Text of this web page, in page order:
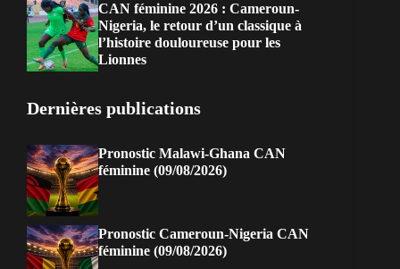
CAN féminine 2026 : Cameroun-
Nigeria, le retour d’un classique à
l’histoire douloureuse pour les
Lionnes
Dernières publications
Pronostic Malawi-Ghana CAN
féminine (09/08/2026)
Pronostic Cameroun-Nigeria CAN
féminine (09/08/2026)